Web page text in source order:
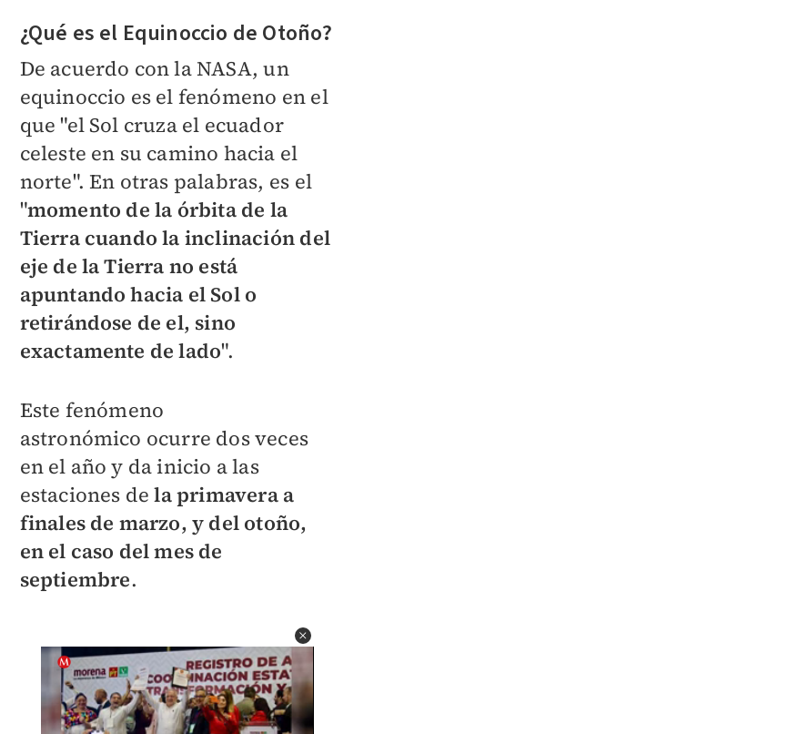
¿Qué es el Equinoccio de Otoño?
De acuerdo con la NASA, un
equinoccio es el fenómeno en el
que "el Sol cruza el ecuador
celeste en su camino hacia el
norte". En otras palabras, es el
"momento de la órbita de la
Tierra cuando la inclinación del
eje de la Tierra no está
apuntando hacia el Sol o
retirándose de el, sino
exactamente de lado".
Este fenómeno
astronómico ocurre dos veces
en el año y da inicio a las
estaciones de la primavera a
finales de marzo, y del otoño,
en el caso del mes de
septiembre.